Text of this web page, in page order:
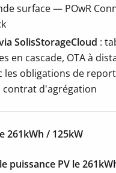
surface — POwR
SolisStorageCloud :
en cascade, OTA à
les obligations de
contrat d'agrégation
261kWh / 125kW
puissance PV le